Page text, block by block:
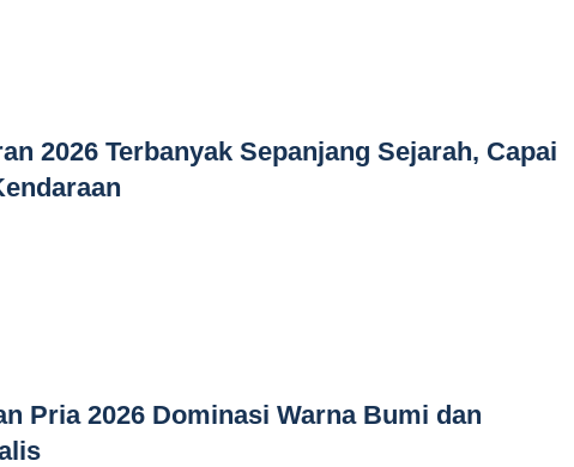
2026 Terbanyak Sepanjang Sejarah, Capai
Pria 2026 Dominasi Warna Bumi dan